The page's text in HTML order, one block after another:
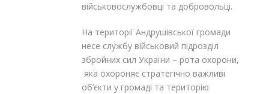
військовослужбовці та добровольці.
На території Андрушівської громади
несе службу військовий підрозділ
збройних сил України – рота охорони,
яка охороняє стратегічно важливі
об’єкти у громаді та територію